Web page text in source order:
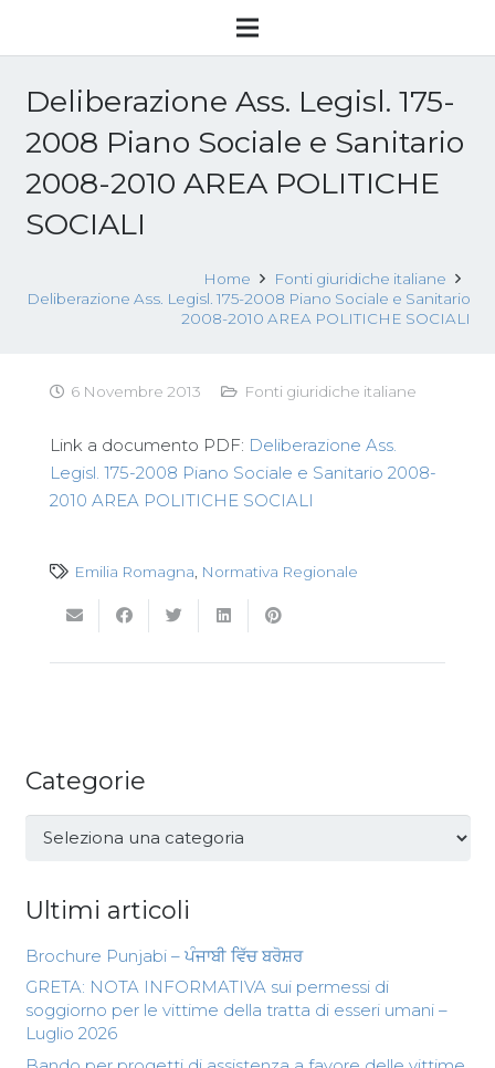
Deliberazione Ass. Legisl. 175-
2008 Piano Sociale e Sanitario
2008-2010 AREA POLITICHE
SOCIALI
Home
Fonti giuridiche italiane
Deliberazione Ass. Legisl. 175-2008 Piano Sociale e Sanitario
2008-2010 AREA POLITICHE SOCIALI
6 Novembre 2013 Fonti giuridiche italiane
Link a documento PDF: Deliberazione Ass.
Legisl. 175-2008 Piano Sociale e Sanitario 2008-
2010 AREA POLITICHE SOCIALI
Emilia Romagna Normativa Regionale
Categorie
Categorie
Ultimi articoli
Brochure Punjabi – ਪੰਜਾਬੀ ਵਿੱਚ ਬਰੋਸ਼ਰ
GRETA: NOTA INFORMATIVA sui permessi di
soggiorno per le vittime della tratta di esseri umani –
Luglio 2026